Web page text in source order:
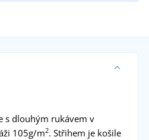
s dlouhým rukávem v
105g/m2. Střihem je košile